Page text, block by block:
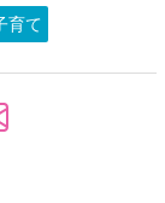
育て